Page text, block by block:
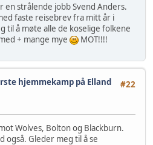
en strålende jobb Svend Anders.
faste reisebrev fra mitt år i
til å møte alle de koselige folkene
+ mange mye
MOT!!!!
#22
hjemmekamp på Elland
Wolves, Bolton og Blackburn.
også. Gleder meg til å se